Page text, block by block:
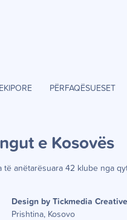
PËRFAQËSUESET
e Kosovës
të anëtarësuara 42 klube nga
Design by Tickmedia
Prishtina, Kosovo